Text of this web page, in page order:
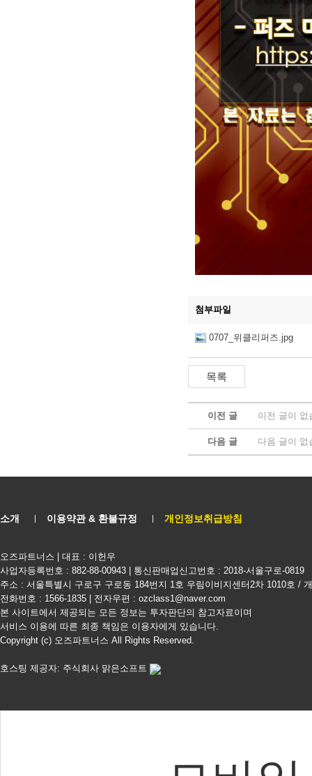
첨부파일
0707_위클리퍼즈.jpg
이전 글 이전 글이 없
다음 글 다음 글이 없
소개 이용약관 & 환불규정 개인정보취급방침
오즈파트너스 | 대표 : 이헌우
사업자등록번호 : 882-88-00943 | 통신판매업신고번호 : 2018-서울구로-0819
주소 : 서울특별시 구로구 구로동 184번지 1호 우림이비지센터2차 1010호 /
전화번호 : 1566-1835 | 전자우편 : ozclass1@naver.com
본 사이트에서 제공되는 모든 정보는 투자판단의 참고자료이며
서비스 이용에 따른 최종 책임은 이용자에게 있습니다.
Copyright (c) 오즈파트너스 All Rights Reserved.
호스팅 제공자: 주식회사 맑은소프트